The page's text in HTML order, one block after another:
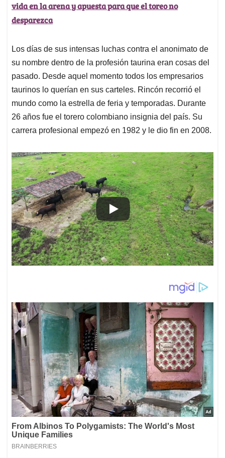
vida en la arena y apuesta para que el toreo no
desparezca
Los días de sus intensas luchas contra el anonimato de
su nombre dentro de la profesión taurina eran cosas del
pasado. Desde aquel momento todos los empresarios
taurinos lo querían en sus carteles. Rincón recorrió el
mundo como la estrella de feria y temporadas. Durante
26 años fue el torero colombiano insignia del país. Su
carrera profesional empezó en 1982 y le dio fin en 2008.